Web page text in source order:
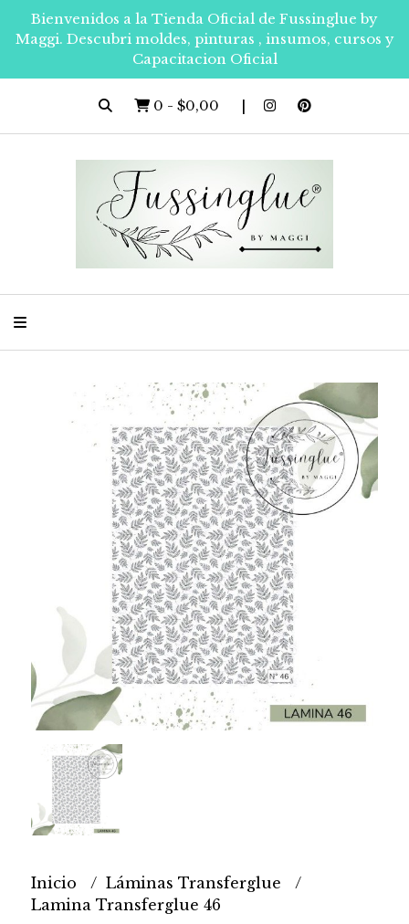
Bienvenidos a la Tienda Oficial de Fussinglue by
Maggi. Descubri moldes, pinturas , insumos, cursos y
Capacitacion Oficial
0 - $0,00
Inicio
Láminas Transferglue
Lamina Transferglue 46